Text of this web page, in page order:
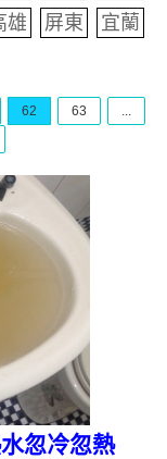
雄 屏東
宜蘭
62 63
...
忽冷忽熱